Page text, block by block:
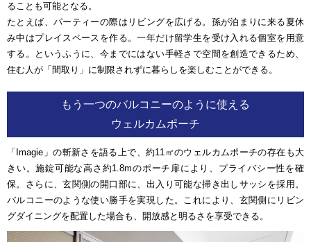
ることも可能となる。
たとえば、パーティーの際はリビングを広げる。孫が泊まりに来る夏休
み中はプレイスペースを作る。一年だけ留学生を受け入れる個室を用意
する。というふうに、今までにはない手軽さで空間を創造できるため、
住む人が「間取り」に制限されずに暮らしを楽しむことができる。
もう一つのバルコニーのように使える
ウェルカムポーチ
「Imagie」の斬新さを語る上で、約11㎡のウェルカムポーチの存在も大
きい。施錠可能な高さ約1.8mのポーチ扉により、プライバシー性を確
保。さらに、玄関側の開口部に、出入り可能な掃き出しサッシを採用。
バルコニーのような使い勝手を実現した。これにより、玄関側にリビン
グダイニングを配置した場合も、開放感と明るさを享受できる。